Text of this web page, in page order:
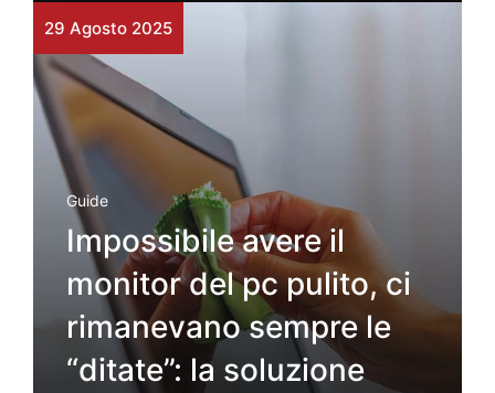
29 Agosto 2025
Guide
Impossibile avere il
monitor del pc pulito, ci
rimanevano sempre le
“ditate”: la soluzione